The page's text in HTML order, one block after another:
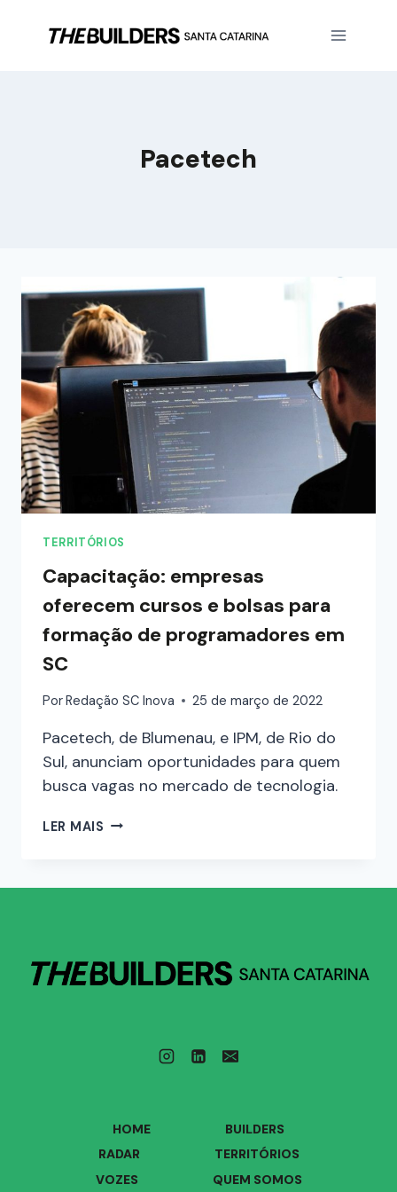
Pacetech
TERRITÓRIOS
Capacitação: empresas
oferecem cursos e bolsas para
formação de programadores em
SC
PorRedação SC Inova 25 de março de 2022
Pacetech, de Blumenau, e IPM, de Rio do
Sul, anunciam oportunidades para quem
busca vagas no mercado de tecnologia.
LER MAIS
HOME
BUILDERS
RADAR
TERRITÓRIOS
VOZES
QUEM SOMOS